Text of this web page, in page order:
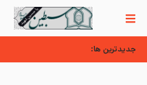
جدیدترین ها: